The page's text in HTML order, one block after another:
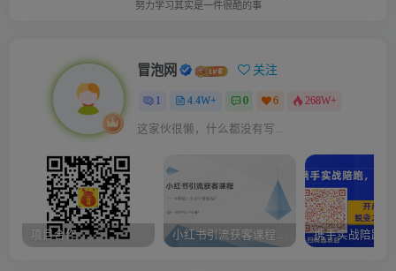
努力学习其实是一件很酷的事
冒泡网 关注
1 4.4W+ 0 6 268W+
这家伙很懒，什么都没有写...
项目合作 小红书引流获客课程：0基础日引100+精准客户